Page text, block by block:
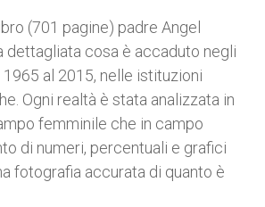
(701 pagine) padre Angel
dettagliata cosa è accaduto negli
1965 al 2015, nelle istituzioni
Ogni realtà è stata analizzata in
femminile che in campo
di numeri, percentuali e grafici
fotografia accurata di quanto è